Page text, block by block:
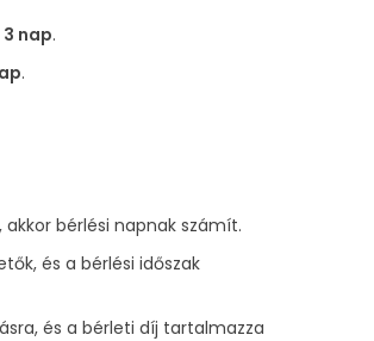
3 nap.
.
bérlési napnak számít.
és a bérlési időszak
és a bérleti díj tartalmazza